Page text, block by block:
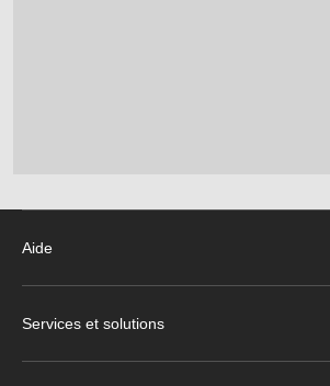
Aide
Services et solutions